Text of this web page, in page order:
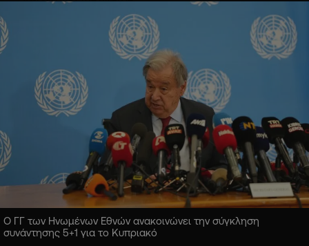
Ο ΓΓ των Ηνωμένων Εθνών ανακοινώνει την σύγκληση
συνάντησης 5+1 για το Κυπριακό